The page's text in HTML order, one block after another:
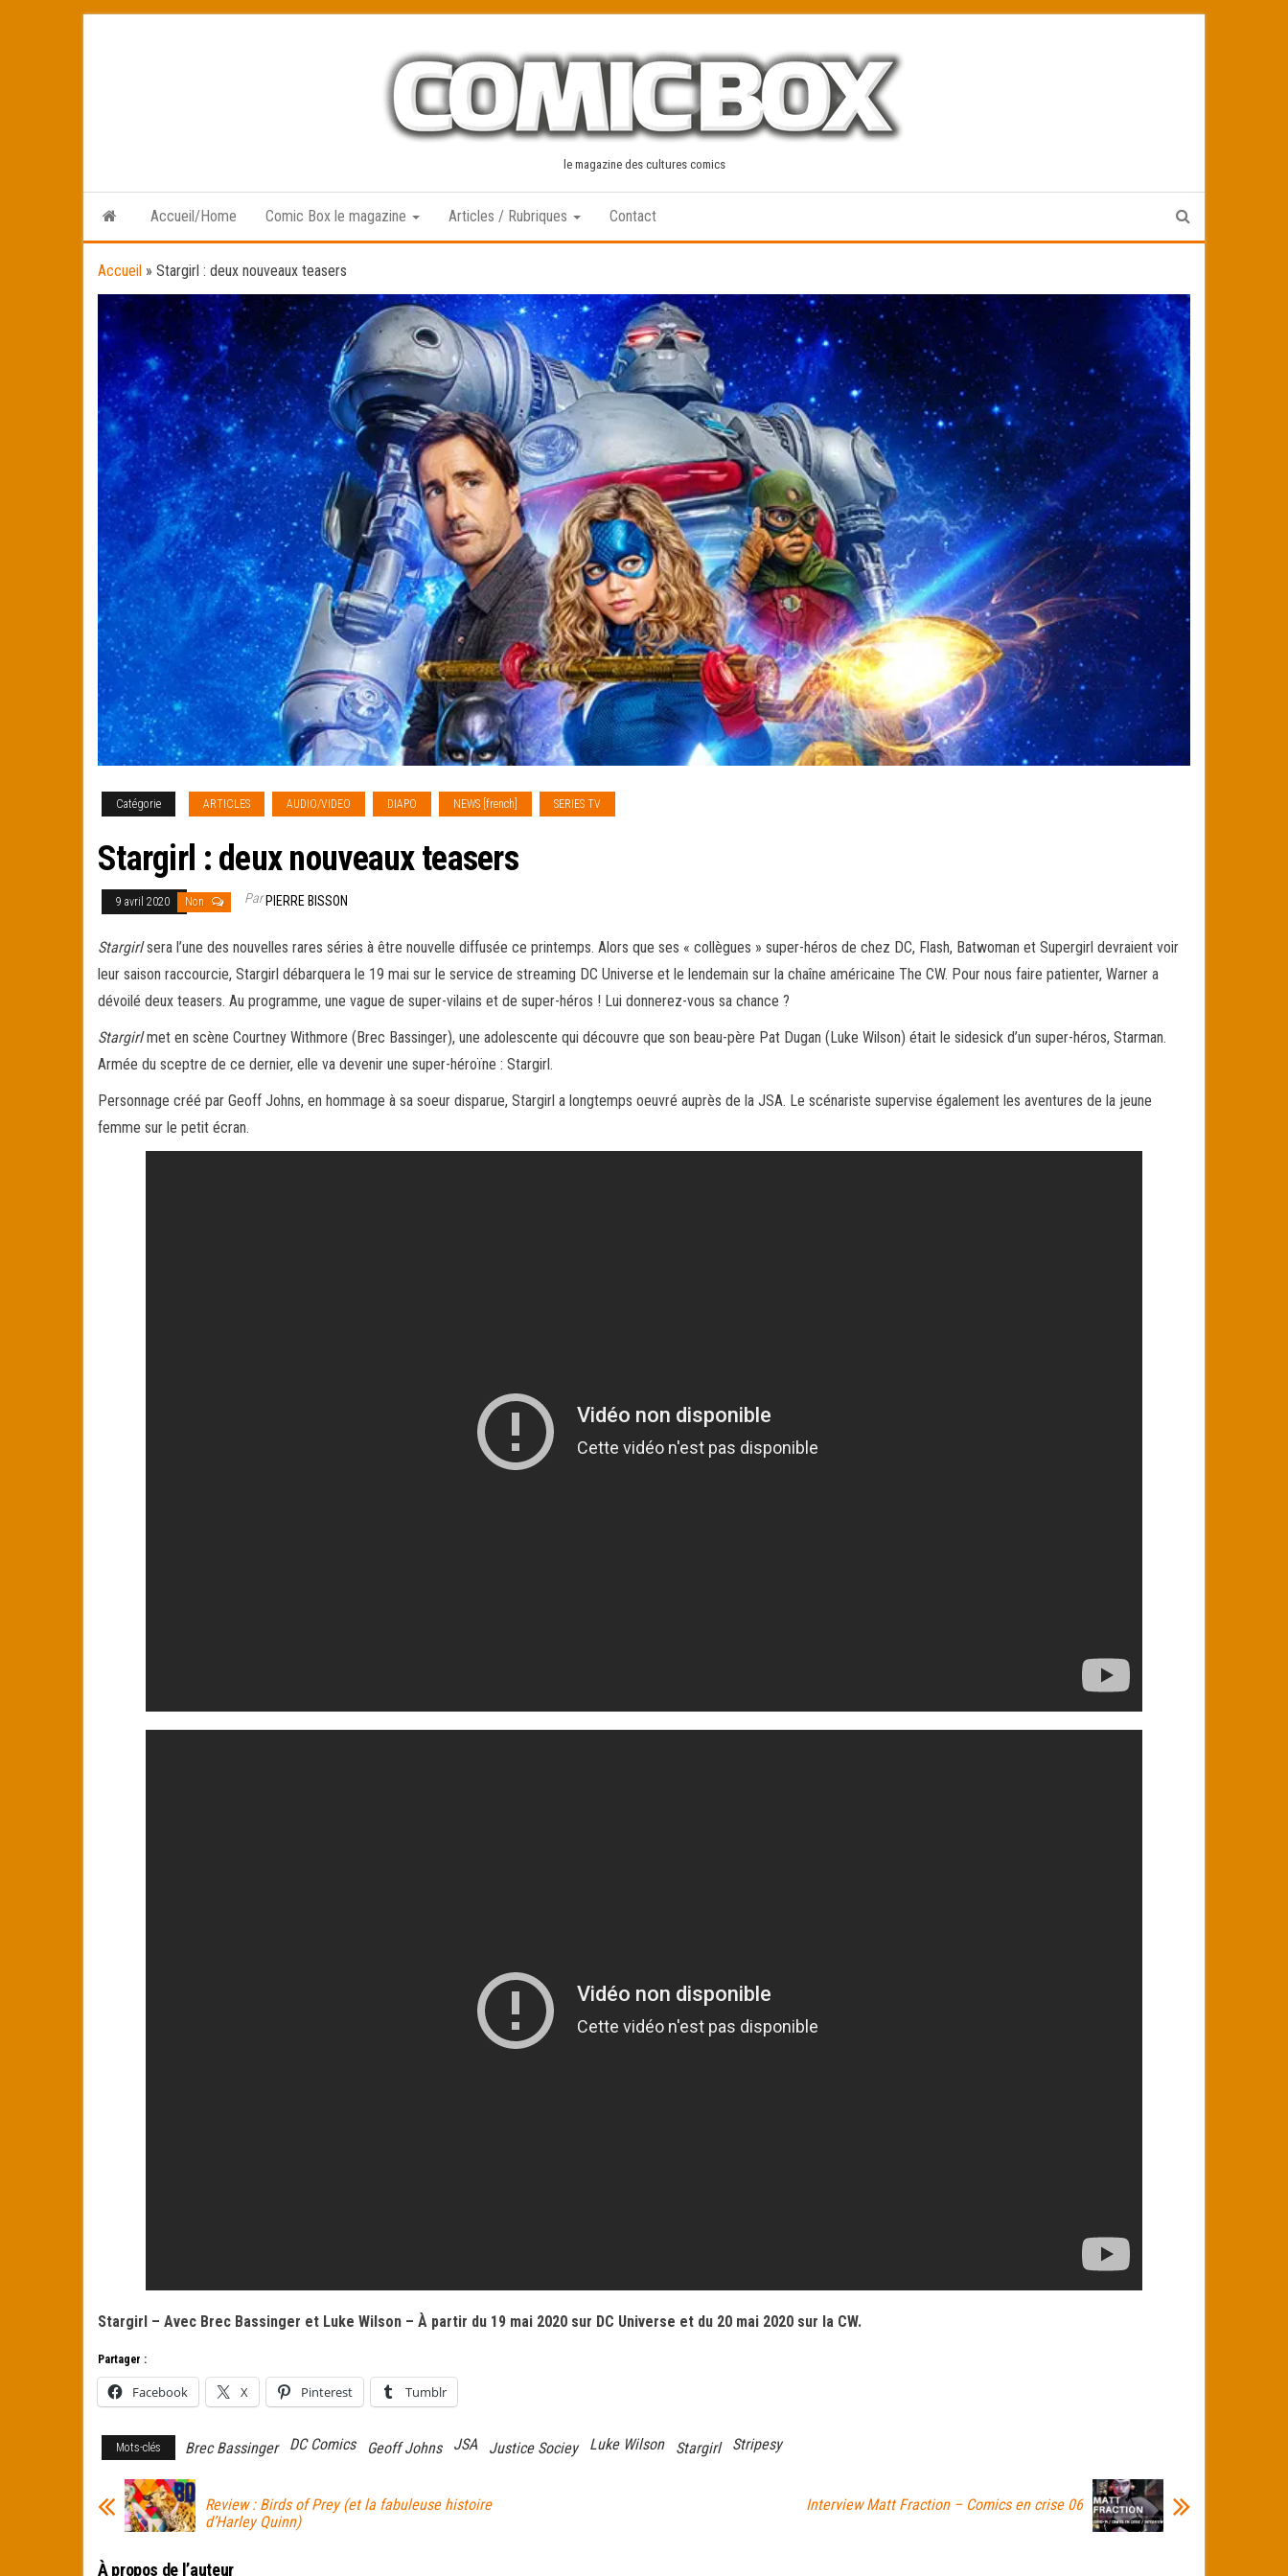
le magazine des cultures comics
Accueil/Home Comic Box le magazine Articles / Rubriques Contact
Accueil » Stargirl : deux nouveaux teasers
Catégorie ARTICLES AUDIO/VIDEO DIAPO NEWS [french] SERIES TV
Stargirl : deux nouveaux teasers
9 avril 2020 Non ParPIERRE BISSON
Stargirlsera l’une des nouvelles rares séries à être nouvelle diffusée ce printemps. Alors que ses « collègues » super-héros de chez DC, Flash, Batwoman et Supergirl devraient voir
leur saison raccourcie, Stargirl débarquera le 19 mai sur le service de streaming DC Universe et le lendemain sur la chaîne américaine The CW. Pour nous faire patienter, Warner a
dévoilé deux teasers. Au programme, une vague de super-vilains et de super-héros ! Lui donnerez-vous sa chance ?
Stargirlmet en scène Courtney Withmore (Brec Bassinger), une adolescente qui découvre que son beau-père Pat Dugan (Luke Wilson) était le sidesick d’un super-héros, Starman.
Armée du sceptre de ce dernier, elle va devenir une super-héroïne : Stargirl.
Personnage créé par Geoff Johns, en hommage à sa soeur disparue, Stargirl a longtemps oeuvré auprès de la JSA. Le scénariste supervise également les aventures de la jeune
femme sur le petit écran.
Stargirl – Avec Brec Bassinger et Luke Wilson – À partir du 19 mai 2020 sur DC Universe et du 20 mai 2020 sur la CW.
Partager :
Facebook X Pinterest Tumblr
Mots-clés Brec Bassinger DC Comics Geoff Johns JSA Justice Sociey Luke Wilson Stargirl Stripesy
Review : Birds of Prey (et la fabuleuse histoire
d’Harley Quinn)
Interview Matt Fraction – Comics en crise 06
À propos de l’auteur